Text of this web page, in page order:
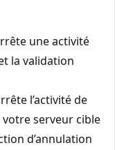
une activité
la validation
l’activité de
serveur cible
d’annulation